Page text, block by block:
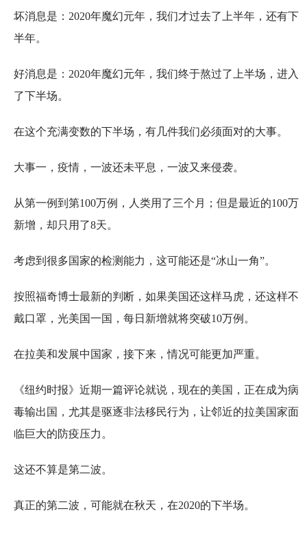
坏消息是：2020年魔幻元年，我们才过去了上半年，还有下
半年。
好消息是：2020年魔幻元年，我们终于熬过了上半场，进入
了下半场。
在这个充满变数的下半场，有几件我们必须面对的大事。
大事一，疫情，一波还未平息，一波又来侵袭。
从第一例到第100万例，人类用了三个月；但是最近的100万
新增，却只用了8天。
考虑到很多国家的检测能力，这可能还是“冰山一角”。
按照福奇博士最新的判断，如果美国还这样马虎，还这样不
戴口罩，光美国一国，每日新增就将突破10万例。
在拉美和发展中国家，接下来，情况可能更加严重。
《纽约时报》近期一篇评论就说，现在的美国，正在成为病
毒输出国，尤其是驱逐非法移民行为，让邻近的拉美国家面
临巨大的防疫压力。
这还不算是第二波。
真正的第二波，可能就在秋天，在2020的下半场。